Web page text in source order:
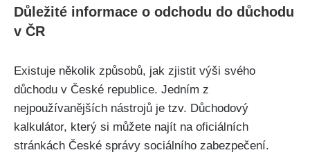
Důležité informace o odchodu do důchodu
v ČR
Existuje několik způsobů, jak zjistit výši svého
důchodu v České republice. Jedním z
nejpoužívanějších nástrojů je tzv. Důchodový
kalkulátor, který si můžete najít na oficiálních
stránkách České správy sociálního zabezpečení.